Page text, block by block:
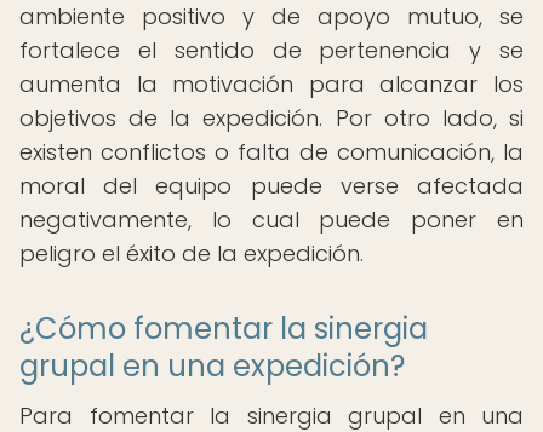
ambiente positivo y de apoyo mutuo, se
fortalece el sentido de pertenencia y se
aumenta la motivación para alcanzar los
objetivos de la expedición. Por otro lado, si
existen conflictos o falta de comunicación, la
moral del equipo puede verse afectada
negativamente, lo cual puede poner en
peligro el éxito de la expedición.
¿Cómo fomentar la sinergia
grupal en una expedición?
Para fomentar la sinergia grupal en una